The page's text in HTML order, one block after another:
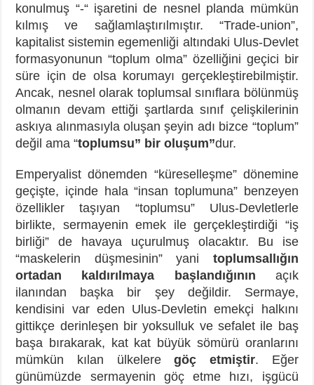
konulmuş “-“ işaretini de nesnel planda mümkün
kılmış ve sağlamlaştırılmıştır. “Trade-union”,
kapitalist sistemin egemenliği altındaki Ulus-Devlet
formasyonunun “toplum olma” özelliğini geçici bir
süre için de olsa korumayı gerçekleştirebilmiştir.
Ancak, nesnel olarak toplumsal sınıflara bölünmüş
olmanın devam ettiği şartlarda sınıf çelişkilerinin
askıya alınmasıyla oluşan şeyin adı bizce “toplum”
değil ama “toplumsu” bir oluşum”dur.
Emperyalist dönemden “küreselleşme” dönemine
geçişte, içinde hala “insan toplumuna” benzeyen
özellikler taşıyan “toplumsu” Ulus-Devletlerle
birlikte, sermayenin emek ile gerçekleştirdiği “iş
birliği” de havaya uçurulmuş olacaktır. Bu ise
“maskelerin düşmesinin” yani toplumsallığın
ortadan kaldırılmaya başlandığının açık
ilanından başka bir şey değildir. Sermaye,
kendisini var eden Ulus-Devletin emekçi halkını
gittikçe derinleşen bir yoksulluk ve sefalet ile baş
başa bırakarak, kat kat büyük sömürü oranlarını
mümkün kılan ülkeleregöç etmiştir. Eğer
günümüzde sermayenin göç etme hızı, işgücü